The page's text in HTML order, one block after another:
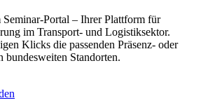
Portal – Ihrer Plattform für
im Transport- und Logistiksektor.
Klicks die passenden Präsenz- oder
bundesweiten Standorten.